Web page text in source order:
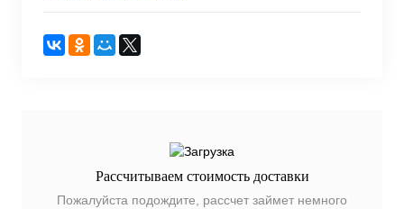
Рассчитываем стоимость доставки
Пожалуйста подождите, рассчет займет немного